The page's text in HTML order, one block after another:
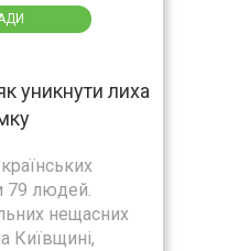
уникнути лиха
79 людей.
нещасних
Київщині,